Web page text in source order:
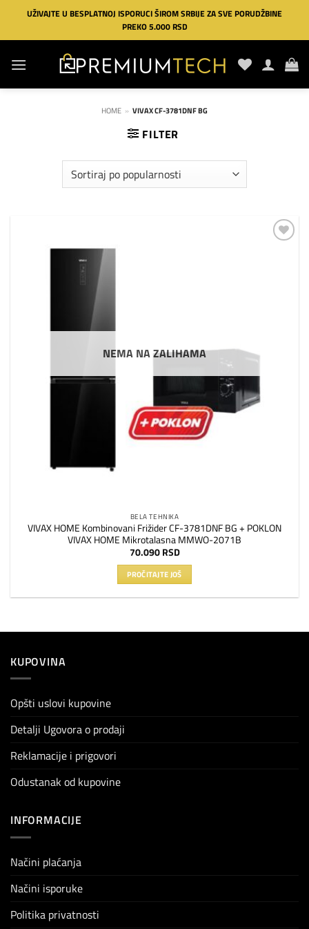
Preskoči
sadržaj
UŽIVAJTE U BESPLATNOJ ISPORUCI ŠIROM SRBIJE ZA SVE PORUDŽBINE
PREKO 5.000 RSD
HOME » VIVAX CF-3781DNF BG
FILTER
NEMA NA ZALIHAMA
BELA TEHNIKA
VIVAX HOME Kombinovani Frižider CF-3781DNF BG + POKLON
VIVAX HOME Mikrotalasna MMWO-2071B
70.090 RSD
PROČITAJTE JOŠ
KUPOVINA
Opšti uslovi kupovine
Detalji Ugovora o prodaji
Reklamacije i prigovori
Odustanak od kupovine
INFORMACIJE
Načini plaćanja
Načini isporuke
Politika privatnosti